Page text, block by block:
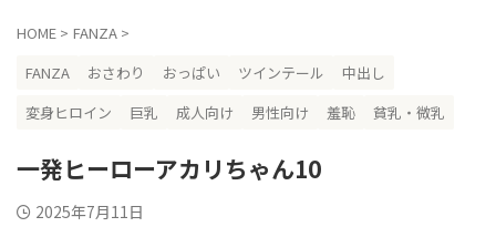
HOME > FANZA >
FANZA
おさわり おっぱい ツインテール
中出し
変身ヒロイン
巨乳 成人向け 男性向け 羞恥 貧乳・微乳
一発ヒーローアカリちゃん10
2025年7月11日